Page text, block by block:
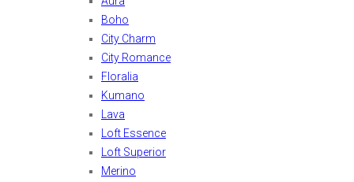
Boho
City Charm
City Romance
Floralia
Kumano
Lava
Loft Essence
Loft Superior
Merino